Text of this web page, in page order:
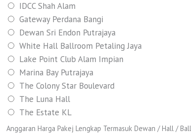
IDCC Shah Alam
Gateway Perdana Bangi
Dewan Sri Endon Putrajaya
White Hall Ballroom Petaling Jaya
Lake Point Club Alam Impian
Marina Bay Putrajaya
The Colony Star Boulevard
The Luna Hall
The Estate KL
Anggaran Harga Pakej Lengkap Termasuk Dewan / Hall /